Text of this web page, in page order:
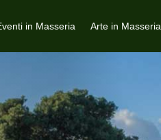
in Masseria Arte in Masseria